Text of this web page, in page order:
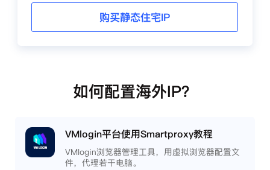
购买静态住宅IP
如何配置海外IP？
VMlogin平台使用Smartproxy教程
VMlogin浏览器管理工具，用虚拟浏览器配置文
件，代理若干电脑。